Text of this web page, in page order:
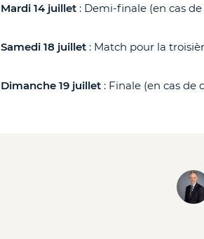
Mardi 14 juillet : Demi-finale (en cas
Samedi 18 juillet : Match pour la
Dimanche 19 juillet : Finale (en cas de